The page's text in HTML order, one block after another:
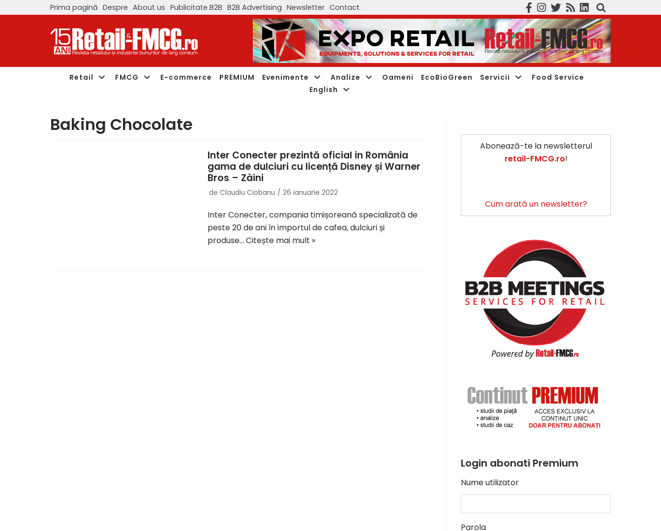
Prima pagină Despre About us Publicitate B2B B2B Advertising Newsletter Contact
Retail FMCG E-commerce PREMIUM Evenimente Analize Oameni EcoBioGreen Servicii
Food Service
English
Baking Chocolate
Inter Conecter prezintă oficial in România
gama de dulciuri cu licență Disney și Warner
Bros – Zàini
de Claudiu Ciobanu 26 ianuarie 2022
Inter Conecter, compania timișoreană specializată de
peste 20 de ani în importul de cafea, dulciuri și
produse… Citește mai mult »
Abonează-te la newsletterul
retail-FMCG.ro!
Cum arată un newsletter?
Login abonati Premium
Nume utilizator
Parola